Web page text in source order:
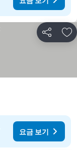
공유 즐
요금 보기